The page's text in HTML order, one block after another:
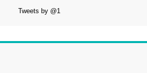
Tweets by @1